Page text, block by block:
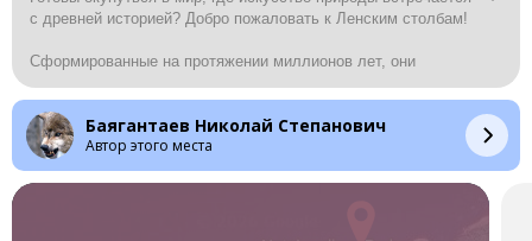
с древней историей? Добро пожаловать к Ленским столбам!
Сформированные на протяжении миллионов лет, они
более 500 миллионов лет. Ленские столбы — это не просто
услада для глаз, а окно в далёкое прошлое Земли. Здесь
можно найти древние окаменелости и редкие виды растений
и животных. Всё это — на фоне захватывающих дух
пейзажей, которые поражают и вдохновляют.
Баягантаев Николай Степанович
Автор этого места